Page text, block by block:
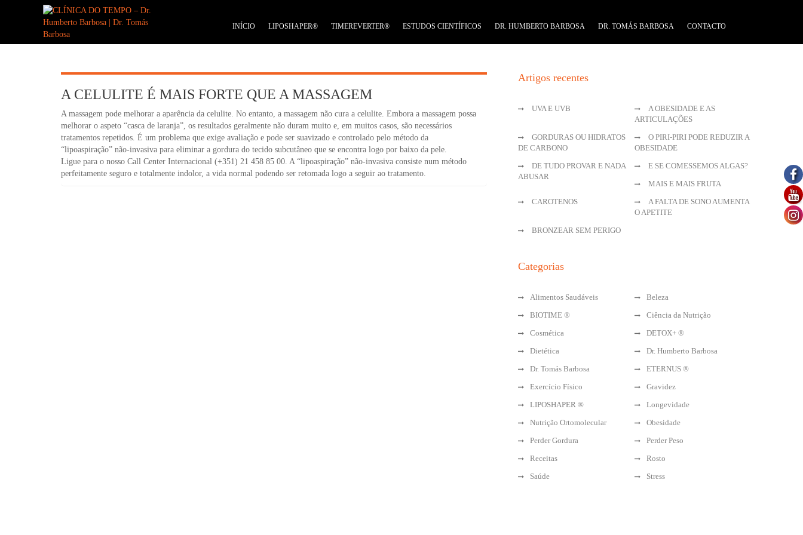
INÍCIO LIPOSHAPER® TIMEREVERTER® ESTUDOS CIENTÍFICOS DR. HUMBERTO BARBOSA DR. TOMÁS BARBOSA CONTACTO
A CELULITE É MAIS FORTE QUE A MASSAGEM
A massagem pode melhorar a aparência da celulite. No entanto, a massagem não cura a celulite. Embora a massagem possa
melhorar o aspeto “casca de laranja”, os resultados geralmente não duram muito e, em muitos casos, são necessários
tratamentos repetidos. É um problema que exige avaliação e pode ser suavizado e controlado pelo método da
“lipoaspiração” não-invasiva para eliminar a gordura do tecido subcutâneo que se encontra logo por baixo da pele.
Ligue para o nosso Call Center Internacional (+351) 21 458 85 00. A “lipoaspiração” não-invasiva consiste num método
perfeitamente seguro e totalmente indolor, a vida normal podendo ser retomada logo a seguir ao tratamento.
Artigos recentes
UVA E UVB
A OBESIDADE E AS
ARTICULAÇÕES
GORDURAS OU HIDRATOS
DE CARBONO
O PIRI-PIRI PODE REDUZIR A
OBESIDADE
DE TUDO PROVAR E NADA
ABUSAR
E SE COMESSEMOS ALGAS?
MAIS E MAIS FRUTA
CAROTENOS
A FALTA DE SONO AUMENTA
O APETITE
BRONZEAR SEM PERIGO
Categorias
Alimentos Saudáveis
Beleza
BIOTIME ®
Ciência da Nutrição
Cosmética
DETOX+ ®
Dietética
Dr. Humberto Barbosa
Dr. Tomás Barbosa
ETERNUS ®
Exercício Físico
Gravidez
LIPOSHAPER ®
Longevidade
Nutrição Ortomolecular
Obesidade
Perder Gordura
Perder Peso
Receitas
Rosto
Saúde
Stress